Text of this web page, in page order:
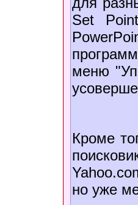
Set
меню
Кроме
но уже